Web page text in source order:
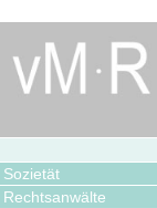
Sozietät
Rechtsanwälte